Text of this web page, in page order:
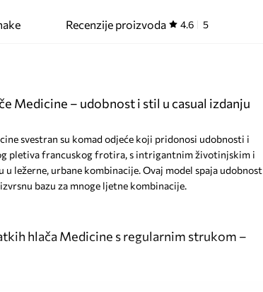
Recenzije proizvoda 4.6 5
Medicine – udobnost i stil u casual izdanju
svestran su komad odjeće koji pridonosi udobnosti i
pletiva francuskog frotira, s intrigantnim životinjskim i
ležerne, urbane kombinacije. Ovaj model spaja udobnost
bazu za mnoge ljetne kombinacije.
hlača Medicine s regularnim strukom –